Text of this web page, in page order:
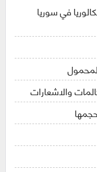
في سوريا
والاشعارات